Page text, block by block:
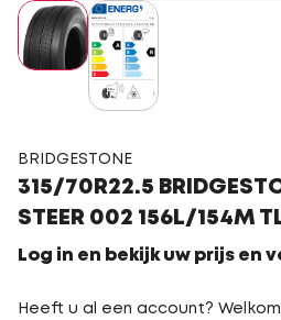
BRIDGESTONE
315/70R22.5
STEER 002 156L/154M
Log in en bekijk uw prijs en
Heeft u al een account?